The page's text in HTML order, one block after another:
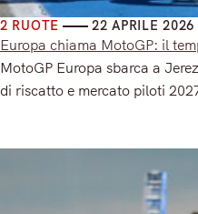
2 RUOTE 22 APRILE 2026
Europa chiama MotoGP: il
MotoGP Europa sbarca a
di riscatto e mercato piloti